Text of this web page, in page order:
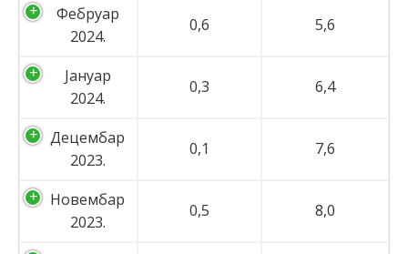
Фебруар
2024.
0,6 5,6
Јануар
2024.
0,3 6,4
Децембар
2023.
0,1 7,6
Новембар
2023.
0,5 8,0